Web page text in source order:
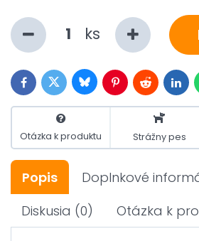
ks
FacebookTwitterBlueskyPinterestReddit
Otázka k produktu Strážny pes
Popis
Doplnkové
Diskusia (0) Otázka k